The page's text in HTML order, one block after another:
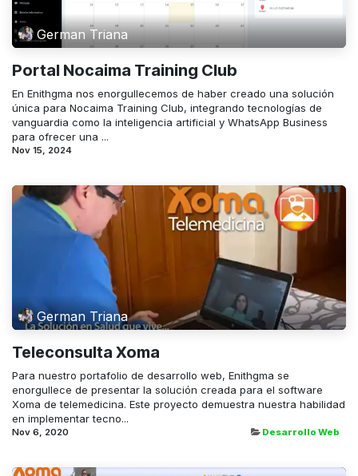
German Triana
Portal Nocaima Training Club
En Enithgma nos enorgullecemos de haber creado una solución
única para Nocaima Training Club, integrando tecnologías de
vanguardia como la inteligencia artificial y WhatsApp Business
para ofrecer una ...
Nov 15, 2024
German Triana
Teleconsulta Xoma
Para nuestro portafolio de desarrollo web, Enithgma se
enorgullece de presentar la solución creada para el software
Xoma de telemedicina. Este proyecto demuestra nuestra habilidad
en implementar tecno...
Nov 6, 2020 Desarrollo Web